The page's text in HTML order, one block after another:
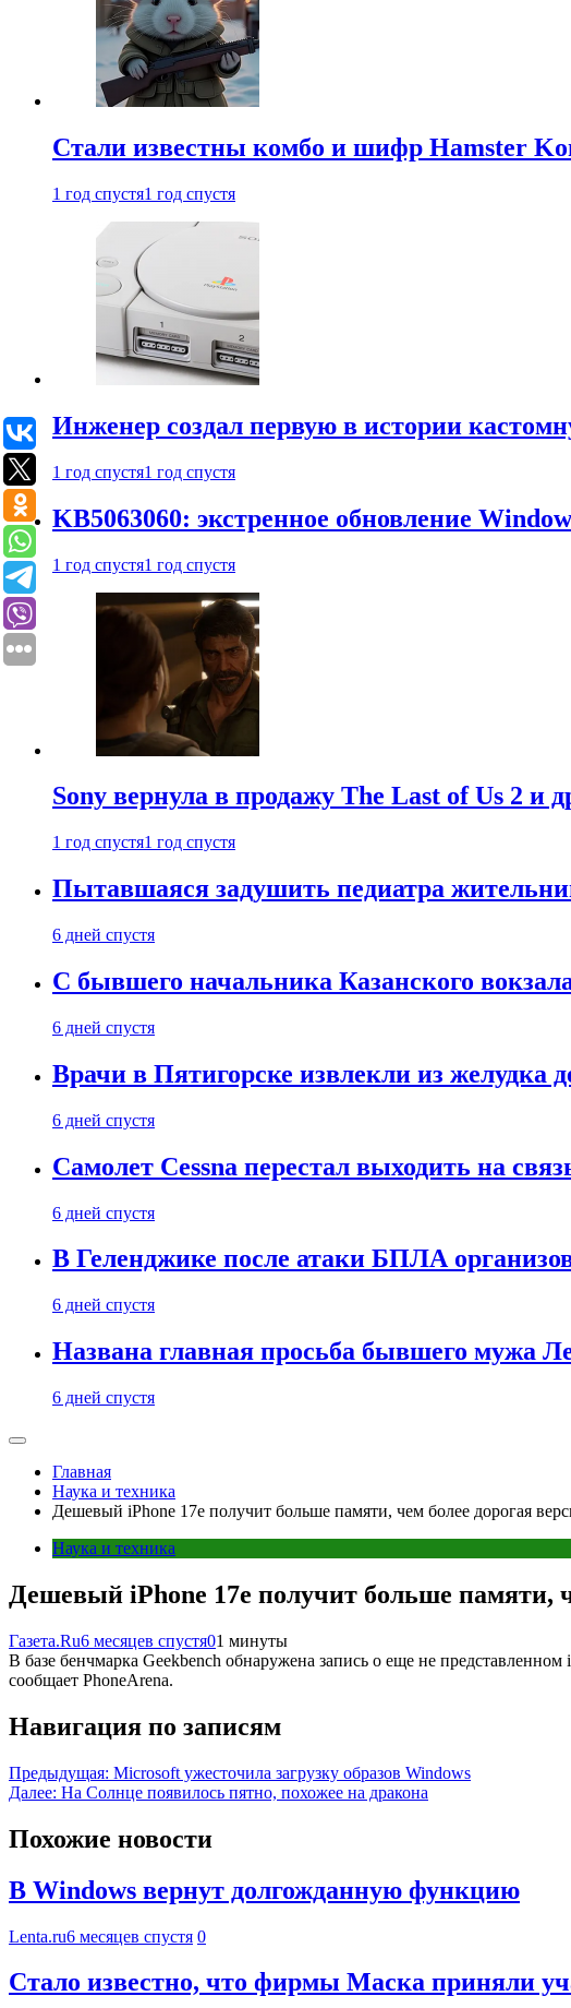
Стали известны комбо и шифр Hamster
1 год спустя1 год спустя
Инженер создал первую в истории
1 год спустя1 год спустя
KB5063060: экстренное обновление
1 год спустя1 год спустя
Sony вернула в продажу The Last of Us 2 и
1 год спустя1 год спустя
Пытавшаяся задушить педиатра
6 дней спустя
С бывшего начальника Казанского
6 дней спустя
Врачи в Пятигорске извлекли из желудка
6 дней спустя
Самолет Cessna перестал выходить на
6 дней спустя
В Геленджике после атаки БПЛА
6 дней спустя
Названа главная просьба бывшего мужа
6 дней спустя
Главная
Наука и техника
Дешевый iPhone 17e получит больше памяти, чем более дорогая
Наука и техника
Дешевый iPhone 17e получит больше памяти,
Газета.Ru6 месяцев спустя01 минуты
В базе бенчмарка Geekbench обнаружена запись о еще не
сообщает PhoneArena.
Навигация по записям
Предыдущая: Microsoft ужесточила загрузку образов Windows
Далее: На Солнце появилось пятно, похожее на дракона
Похожие новости
В Windows вернут долгожданную функцию
Lenta.ru6 месяцев спустя 0
Стало известно, что фирмы Маска приняли